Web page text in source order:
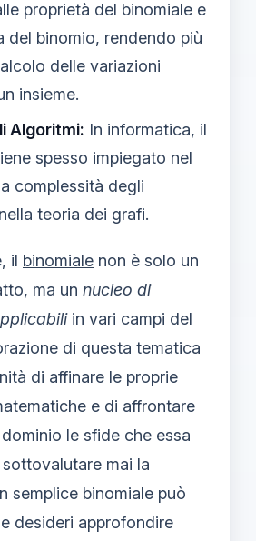
proprietà del binomiale e
del binomio, rendendo più
delle variazioni
insieme.
Algoritmi: In informatica, il
spesso impiegato nel
complessità degli
teoria dei grafi.
il binomiale non è solo un
ma un nucleo di
in vari campi del
di questa tematica
di affinare le proprie
e di affrontare
le sfide che essa
mai la
semplice binomiale può
desideri approfondire